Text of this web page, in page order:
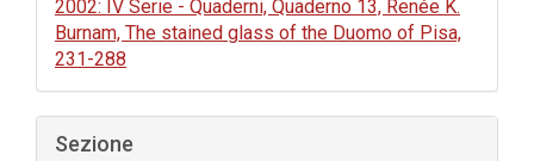
2002: IV Serie - Quaderni, Quaderno 13, Renée K.
Burnam, The stained glass of the Duomo of Pisa,
231-288
Sezione